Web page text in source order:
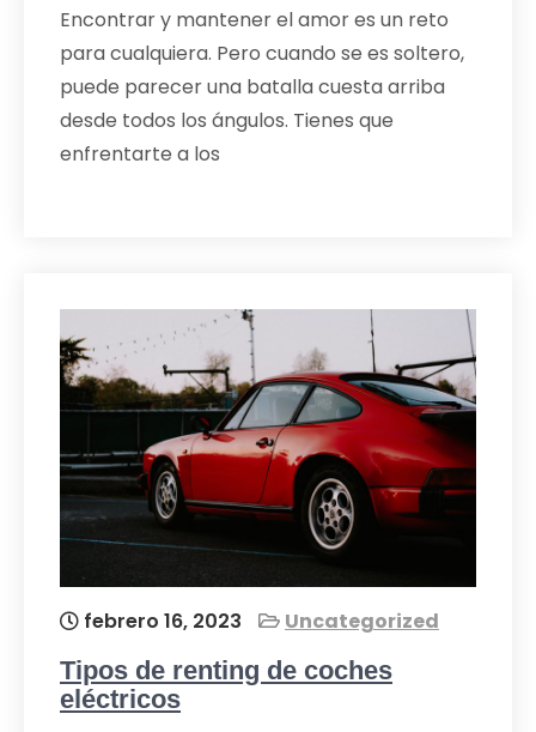
Encontrar y mantener el amor es un reto
para cualquiera. Pero cuando se es soltero,
puede parecer una batalla cuesta arriba
desde todos los ángulos. Tienes que
enfrentarte a los
febrero 16, 2023 Uncategorized
Tipos de renting de coches
eléctricos